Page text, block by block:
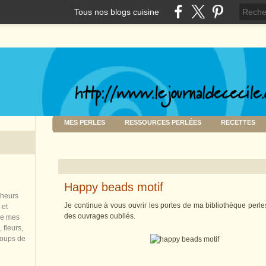
Tous nos blogs cuisine
et
mes
fleurs,
de
MES PERLES RESSOURCES PERLÉES RECETTES
Happy beads motif
Je continue à vous ouvrir les portes de ma bibliothèque
des ouvrages oubliés.